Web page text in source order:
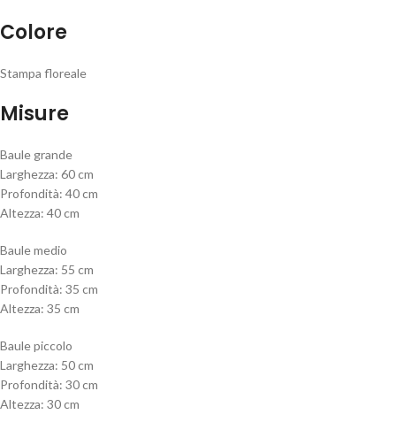
Colore
Stampa floreale
Misure
Baule grande
Larghezza: 60 cm
Profondità: 40 cm
Altezza: 40 cm
Baule medio
Larghezza: 55 cm
Profondità: 35 cm
Altezza: 35 cm
Baule piccolo
Larghezza: 50 cm
Profondità: 30 cm
Altezza: 30 cm